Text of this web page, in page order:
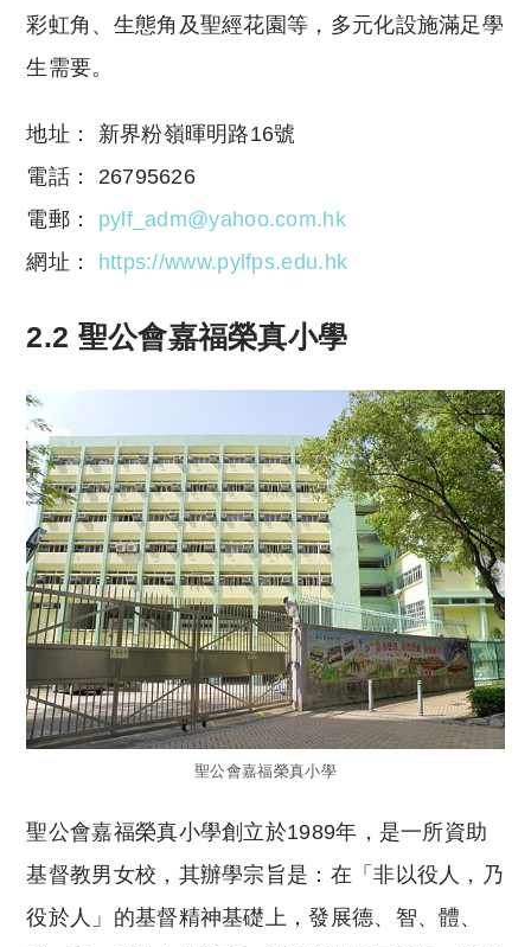
彩虹角、生態角及聖經花園等，多元化設施滿足學
生需要。
地址： 新界粉嶺暉明路16號
電話： 26795626
電郵： pylf_adm@yahoo.com.hk
網址：
https://www.pylfps.edu.hk
2.2 聖公會嘉福榮真小學
聖公會嘉福榮真小學
聖公會嘉福榮真小學創立於1989年，是一所資助
基督教男女校，其辦學宗旨是：在「非以役人，乃
役於人」的基督精神基礎上，發展德、智、體、